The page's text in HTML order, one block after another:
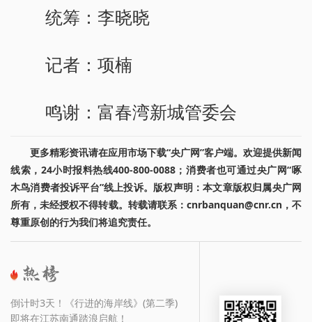
统筹：李晓晓
记者：项楠
鸣谢：富春湾新城管委会
更多精彩资讯请在应用市场下载“央广网”客户端。欢迎提供新闻
线索，24小时报料热线400-800-0088；消费者也可通过央广网“啄
木鸟消费者投诉平台”线上投诉。版权声明：本文章版权归属央广网
所有，未经授权不得转载。转载请联系：cnrbanquan@cnr.cn，不
尊重原创的行为我们将追究责任。
倒计时3天！《行进的海岸线》(第二季)
即将在江苏南通踏浪启航！